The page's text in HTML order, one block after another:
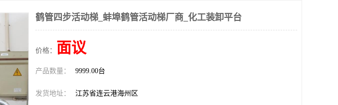
鹤管四步活动梯_蚌埠鹤管活动梯厂商_化工装卸平台
价格： 面议
产品数量： 9999.00台
发货地址： 江苏省连云港海州区